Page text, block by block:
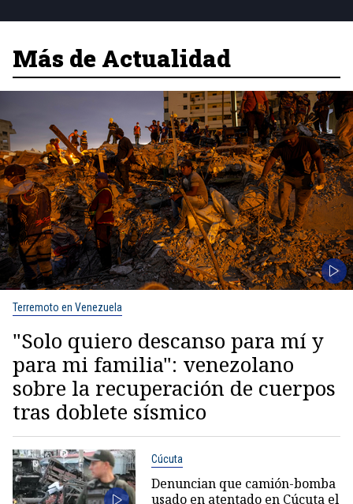
Más de Actualidad
Terremoto en Venezuela
"Solo quiero descanso para mí y
para mi familia": venezolano
sobre la recuperación de cuerpos
tras doblete sísmico
Cúcuta
Denuncian que camión-bomba
usado en atentado en Cúcuta el